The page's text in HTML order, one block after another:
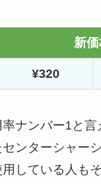
新
¥320
ナンバー1と言
ンターシャー
している人も